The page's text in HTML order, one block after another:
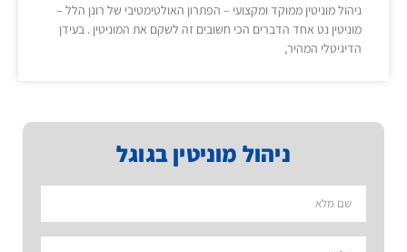
ניהול מוניטין בגוגל
ניהול מוניטין ממוקד ומקצועי – הפתרון האולטימטיבי של רונן הלל –
מוניטין נט אחד הדברים הכי חשובים זה לשקם את המוניטין . בעידן
הדיגיטלי המהיר,